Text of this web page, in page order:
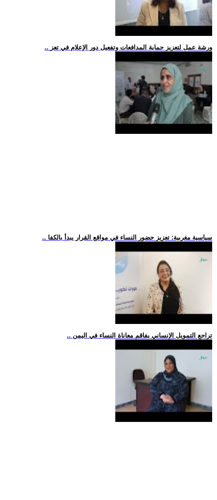
.. ورشة عمل لتعزيز حماية المدافعات وتفعيل دور الإعلام في تعز
.. سياسية مغربية: تعزيز حضور النساء في مواقع القرار يبدأ بالكفا
.. تراجع التمويل الإنساني يفاقم معاناة النساء في اليمن